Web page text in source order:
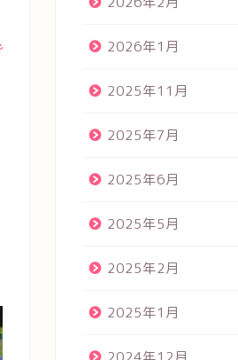
2026年1月
2025年11月
2025年7月
2025年6月
2025年5月
2025年2月
2025年1月